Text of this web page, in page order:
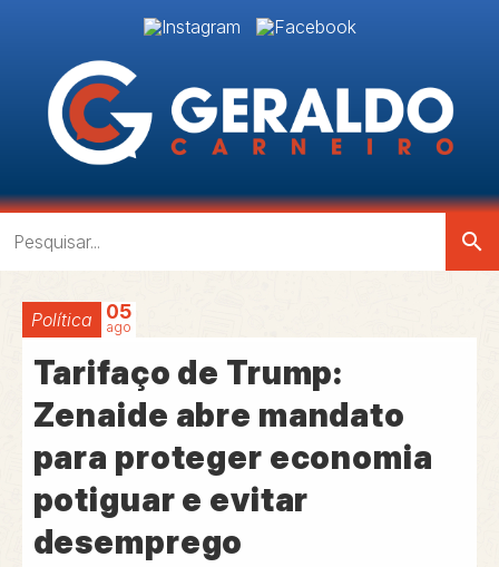
search
Política 05
ago
Tarifaço de Trump:
Zenaide abre mandato
para proteger economia
potiguar e evitar
desemprego